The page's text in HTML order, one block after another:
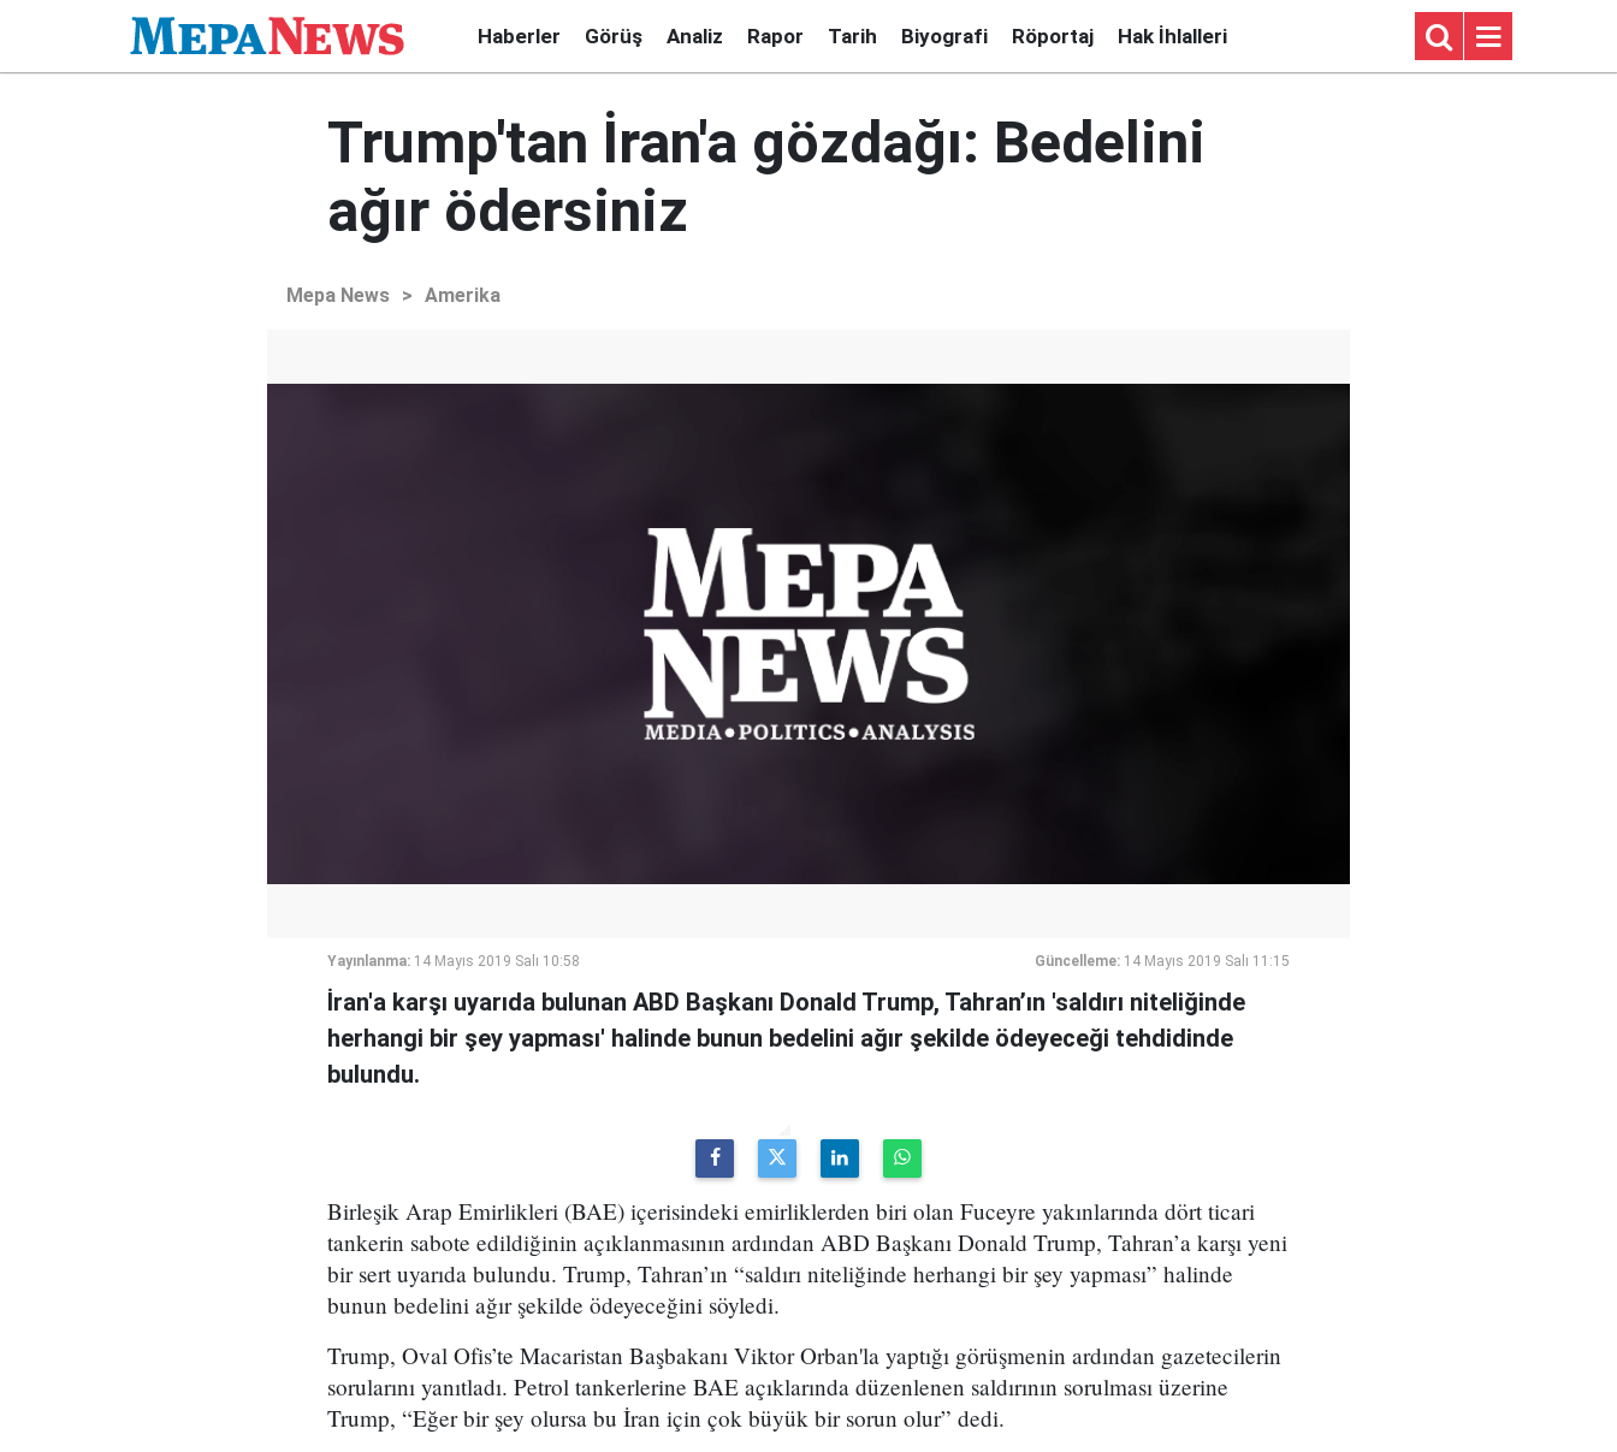
Haberler Görüş Analiz Rapor Tarih Biyografi Röportaj Hak İhlalleri
Trump'tan İran'a gözdağı: Bedelini
ağır ödersiniz
Mepa News > Amerika
Yayınlanma: 14 Mayıs 2019 Salı 10:58 Güncelleme: 14 Mayıs 2019 Salı 11:15
İran'a karşı uyarıda bulunan ABD Başkanı Donald Trump, Tahran’ın 'saldırı niteliğinde
herhangi bir şey yapması' halinde bunun bedelini ağır şekilde ödeyeceği tehdidinde
bulundu.
Birleşik Arap Emirlikleri (BAE) içerisindeki emirliklerden biri olan Fuceyre yakınlarında dört ticari
tankerin sabote edildiğinin açıklanmasının ardından ABD Başkanı Donald Trump, Tahran’a karşı yeni
bir sert uyarıda bulundu. Trump, Tahran’ın “saldırı niteliğinde herhangi bir şey yapması” halinde
bunun bedelini ağır şekilde ödeyeceğini söyledi.
Trump, Oval Ofis’te Macaristan Başbakanı Viktor Orban'la yaptığı görüşmenin ardından gazetecilerin
sorularını yanıtladı. Petrol tankerlerine BAE açıklarında düzenlenen saldırının sorulması üzerine
Trump, “Eğer bir şey olursa bu İran için çok büyük bir sorun olur” dedi.